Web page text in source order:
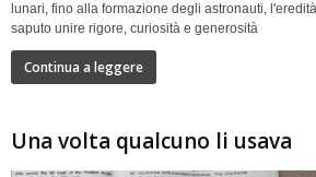
lunari, fino alla formazione degli astronauti,
saputo unire rigore, curiosità e generosità
Continua a leggere
Una volta qualcuno li usava